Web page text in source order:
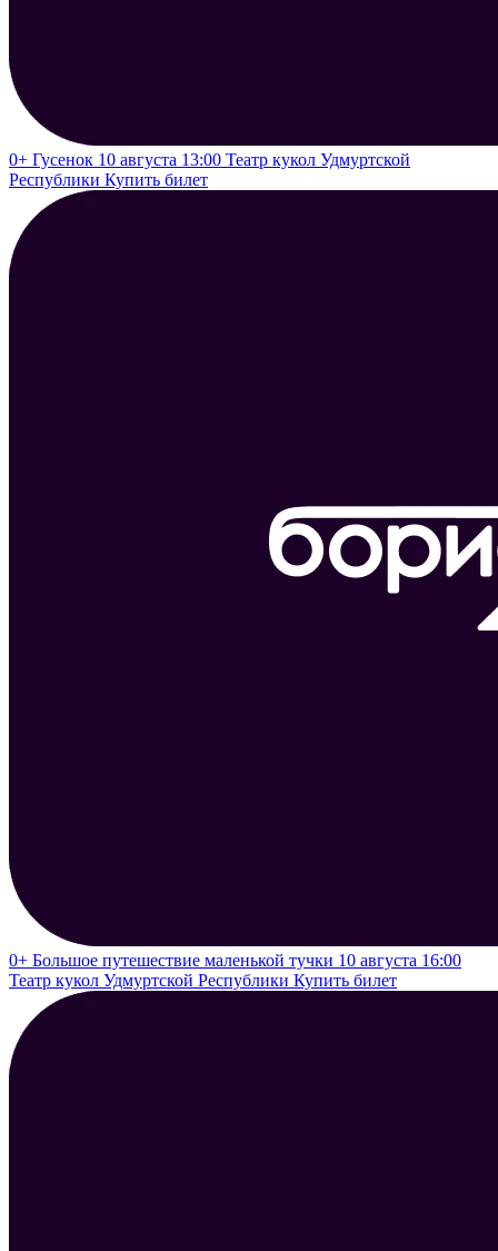
0+ Гусенок 10 августа 13:00 Театр кукол Удмуртской
Республики Купить билет
0+ Большое путешествие маленькой тучки 10 августа 16:00
Театр кукол Удмуртской Республики Купить билет